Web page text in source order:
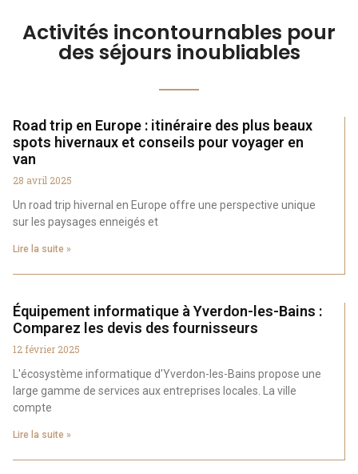
Activités incontournables pour
des séjours inoubliables
Road trip en Europe : itinéraire des plus beaux
spots hivernaux et conseils pour voyager en
van
28 avril 2025
Un road trip hivernal en Europe offre une perspective unique
sur les paysages enneigés et
Lire la suite »
Équipement informatique à Yverdon-les-Bains :
Comparez les devis des fournisseurs
12 février 2025
L'écosystème informatique d'Yverdon-les-Bains propose une
large gamme de services aux entreprises locales. La ville
compte
Lire la suite »